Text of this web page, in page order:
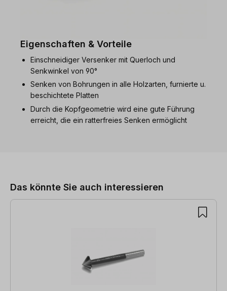
Eigenschaften & Vorteile
Einschneidiger Versenker mit Querloch und
Senkwinkel von 90°
Senken von Bohrungen in alle Holzarten, furnierte u.
beschichtete Platten
Durch die Kopfgeometrie wird eine gute Führung
erreicht, die ein ratterfreies Senken ermöglicht
Das könnte Sie auch interessieren